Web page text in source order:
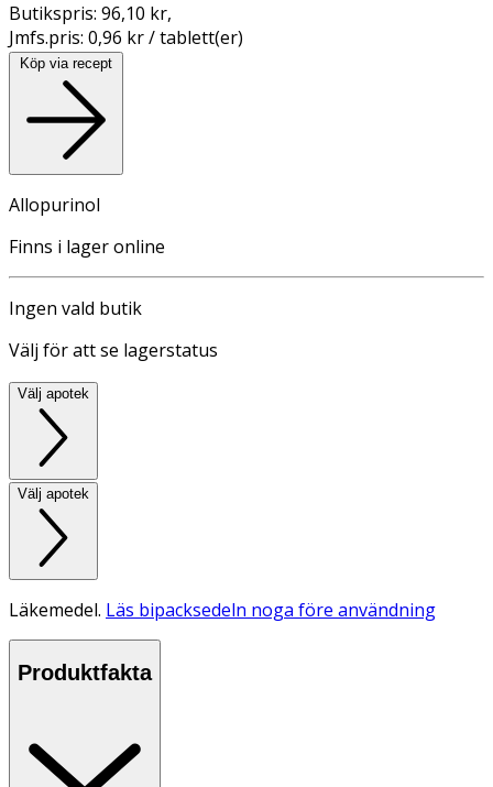
Butikspris: 96,10 kr,
Jmfs.pris: 0,96 kr / tablett(er)
Köp via recept
Allopurinol
Finns i lager online
Ingen vald butik
Välj för att se lagerstatus
Välj apotek
Välj apotek
Läkemedel. Läs bipacksedeln noga före användning
Produktfakta